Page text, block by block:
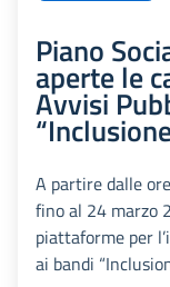
Piano
aperte le
Avvisi
A partire dalle
fino al 24 marzo
piattaforme per
ai bandi